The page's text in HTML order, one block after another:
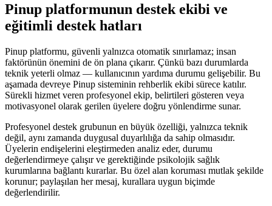
Pinup platformunun destek ekibi ve
eğitimli destek hatları
Pinup platformu, güvenli yalnızca otomatik sınırlamaz; insan
faktörünün önemini de ön plana çıkarır. Çünkü bazı durumlarda
teknik yeterli olmaz — kullanıcının yardıma durumu gelişebilir. Bu
aşamada devreye Pinup sisteminin rehberlik ekibi sürece katılır.
Sürekli hizmet veren profesyonel ekip, belirtileri gösteren veya
motivasyonel olarak gerilen üyelere doğru yönlendirme sunar.
Profesyonel destek grubunun en büyük özelliği, yalnızca teknik
değil, aynı zamanda duygusal duyarlılığa da sahip olmasıdır.
Üyelerin endişelerini eleştirmeden analiz eder, durumu
değerlendirmeye çalışır ve gerektiğinde psikolojik sağlık
kurumlarına bağlantı kurarlar. Bu özel alan koruması mutlak şekilde
korunur; paylaşılan her mesaj, kurallara uygun biçimde
değerlendirilir.